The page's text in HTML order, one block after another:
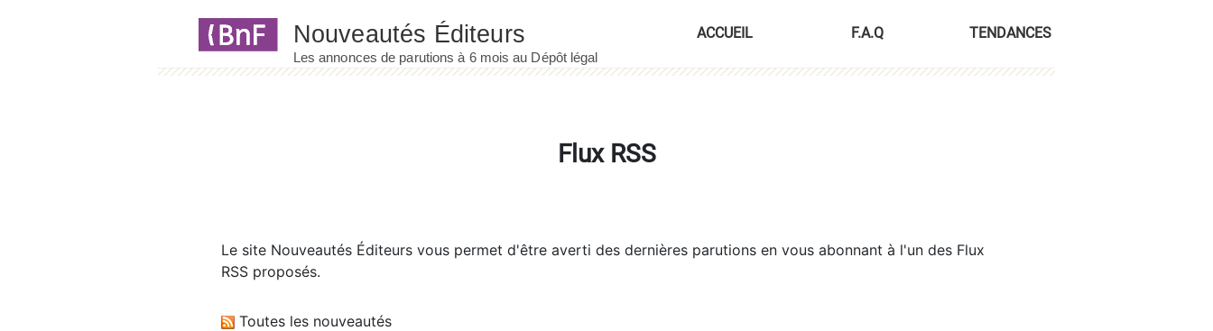
ACCUEIL F.A.Q TENDANCES
Flux RSS
Le site Nouveautés Éditeurs vous permet d'être averti des dernières parutions en vous abonnant à l'un des Flux
RSS proposés.
Toutes les nouveautés